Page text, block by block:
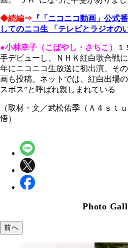
◆続編⇒ 『「ニコニコ動画」公式
してのニコ生 「テレビとラジオの
●小林幸子（こばやし・さちこ）
手デビューし、ＮＨＫ紅白歌合戦
年にニコニコ生放送に初出演、そ
画も投稿。ネットでは、紅白出場
スボス”と呼ばれ親しまれている
（取材・文／武松佑季（Ａ４ｓ
悟）
Photo
前へ